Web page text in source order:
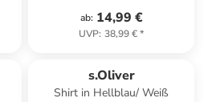
ab: 14,99 €
UVP: 38,99 €*
s.Oliver
Shirt in Hellblau/ Weiß